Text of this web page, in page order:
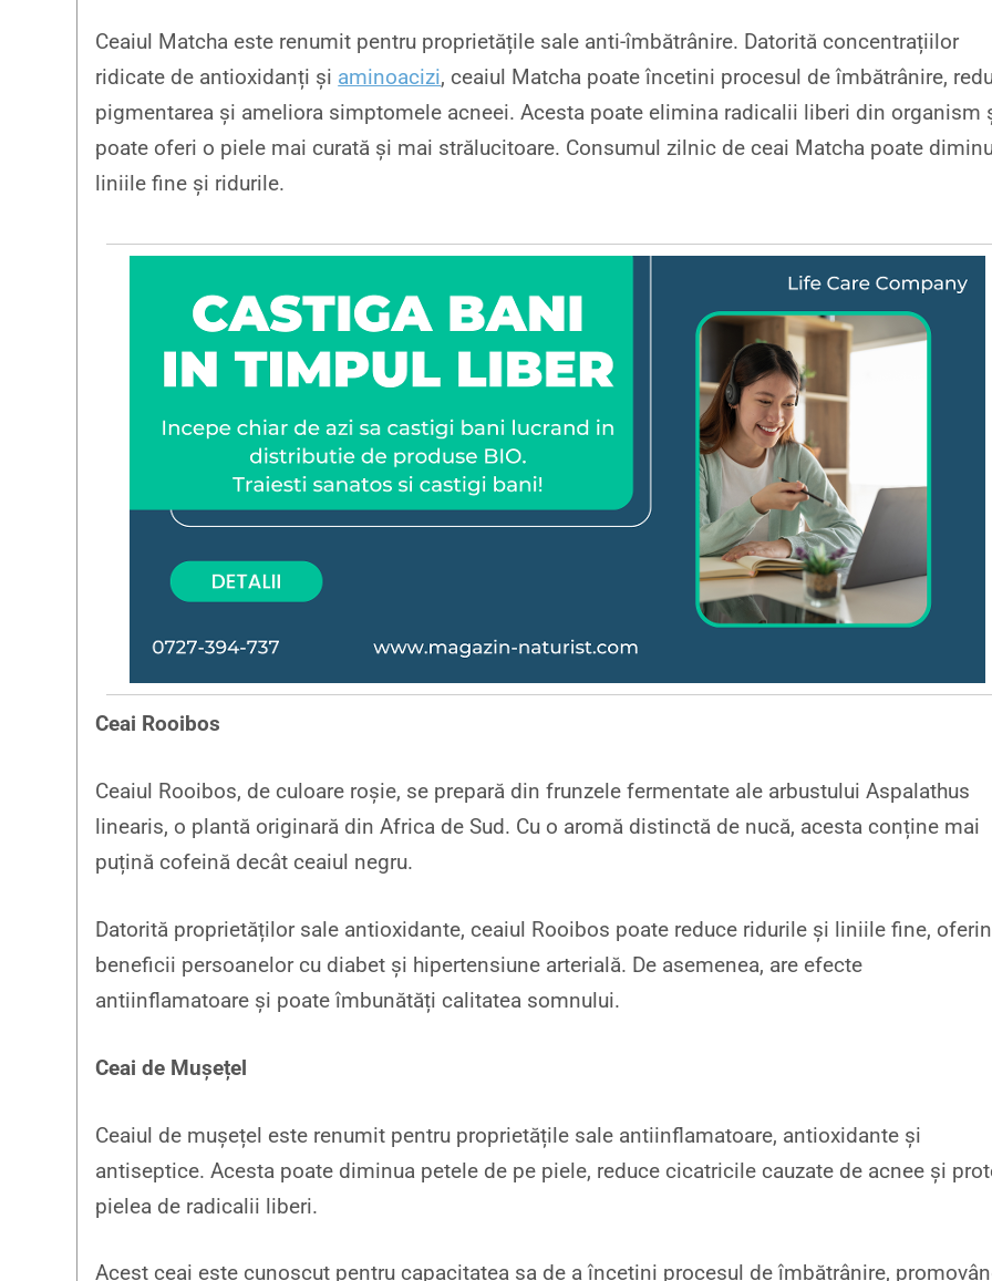
Ceaiul Matcha este renumit pentru proprietățile sale anti-îmbătrânire. Datorită concentrațiilor
ridicate de antioxidanți și aminoacizi, ceaiul Matcha poate încetini procesul de îmbătrânire,
pigmentarea și ameliora simptomele acneei. Acesta poate elimina radicalii liberi din organism
poate oferi o piele mai curată și mai strălucitoare. Consumul zilnic de ceai Matcha poate
liniile fine și ridurile.
Ceai Rooibos
Ceaiul Rooibos, de culoare roșie, se prepară din frunzele fermentate ale arbustului Aspalathus
linearis, o plantă originară din Africa de Sud. Cu o aromă distinctă de nucă, acesta conține mai
puțină cofeină decât ceaiul negru.
Datorită proprietăților sale antioxidante, ceaiul Rooibos poate reduce ridurile și liniile fine,
beneficii persoanelor cu diabet și hipertensiune arterială. De asemenea, are efecte
antiinflamatoare și poate îmbunătăți calitatea somnului.
Ceai de Mușețel
Ceaiul de mușețel este renumit pentru proprietățile sale antiinflamatoare, antioxidante și
antiseptice. Acesta poate diminua petele de pe piele, reduce cicatricile cauzate de acnee și
pielea de radicalii liberi.
Acest ceai este cunoscut pentru capacitatea sa de a încetini procesul de îmbătrânire,